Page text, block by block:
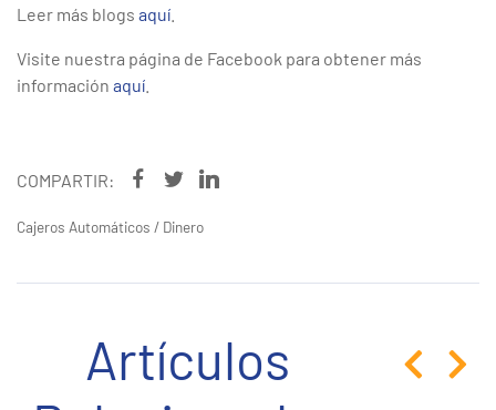
Leer más blogs aquí
Visite nuestra página de Facebook para obtener más
información aquí
COMPARTIR:
Cajeros Automáticos / Dinero
Artículos